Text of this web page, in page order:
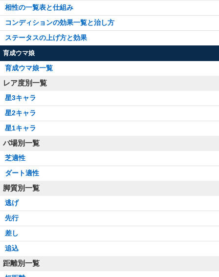
相性の一覧表と仕組み
コンディションの効果一覧と治し方
ステータスの上げ方と効果
育成ウマ娘
育成ウマ娘一覧
レア度別一覧
星3キャラ
星2キャラ
星1キャラ
バ場別一覧
芝適性
ダート適性
脚質別一覧
逃げ
先行
差し
追込
距離別一覧